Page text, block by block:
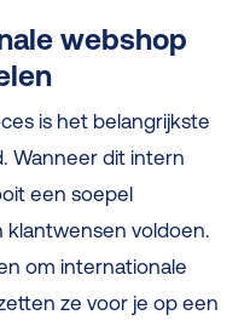
webshop
is het belangrijkste
Wanneer dit intern
een soepel
voldoen.
om internationale
ze voor je op een